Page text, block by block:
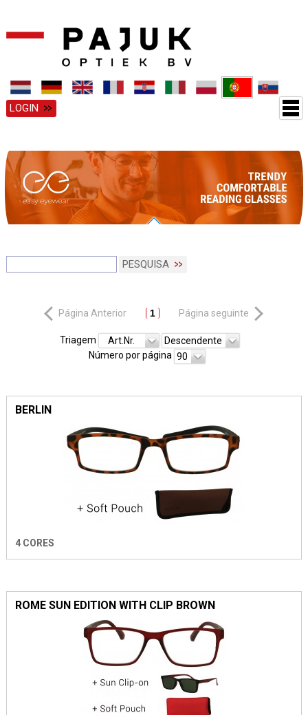
LOGIN
PESQUISA
Página Anterior 1 Página seguinte
Triagem Art.Nr.
Descendente
Número por página 90
BERLIN
4 CORES
ROME SUN EDITION WITH CLIP BROWN